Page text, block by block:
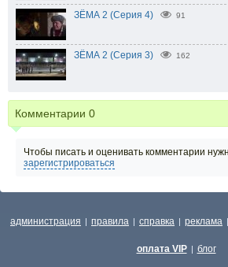
ЗЁМА 2 (Серия 4) 91
ЗЁМА 2 (Серия 3) 162
Комментарии 0
Чтобы писать и оценивать комментарии
зарегистрироваться
администрация | правила | справка | реклама |
оплата VIP | блог